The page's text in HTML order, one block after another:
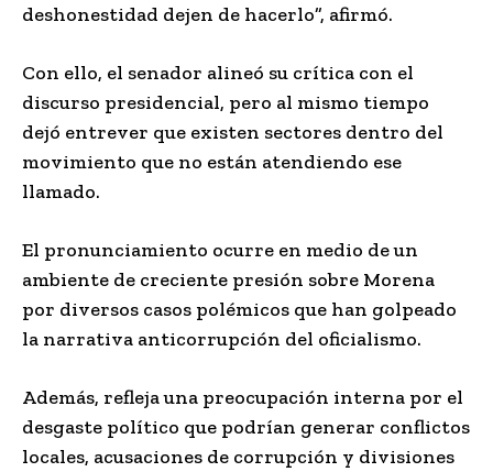
deshonestidad dejen de hacerlo”, afirmó.
Con ello, el senador alineó su crítica con el
discurso presidencial, pero al mismo tiempo
dejó entrever que existen sectores dentro del
movimiento que no están atendiendo ese
llamado.
El pronunciamiento ocurre en medio de un
ambiente de creciente presión sobre Morena
por diversos casos polémicos que han golpeado
la narrativa anticorrupción del oficialismo.
Además, refleja una preocupación interna por el
desgaste político que podrían generar conflictos
locales, acusaciones de corrupción y divisiones